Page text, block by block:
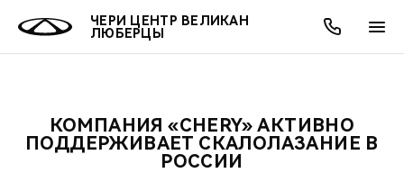
ЧЕРИ ЦЕНТР ВЕЛИКАН
ЛЮБЕРЦЫ
МОДЕЛИ
ПОКУПАТЕЛЯМ
ВЛАДЕЛЬЦАМ
МИР CHERY
АКЦИИ
ОНЛАЙН СЕРВИСЫ
О КОМПАНИИ
КОМПАНИЯ «CHERY» АКТИВНО
ПОДДЕРЖИВАЕТ СКАЛОЛАЗАНИЕ В
РОССИИ